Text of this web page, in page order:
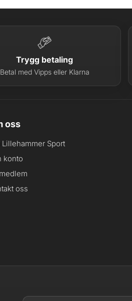
Trygg betaling
Betal med Vipps eller Klarna
oss
Lillehammer Sport
konto
oss